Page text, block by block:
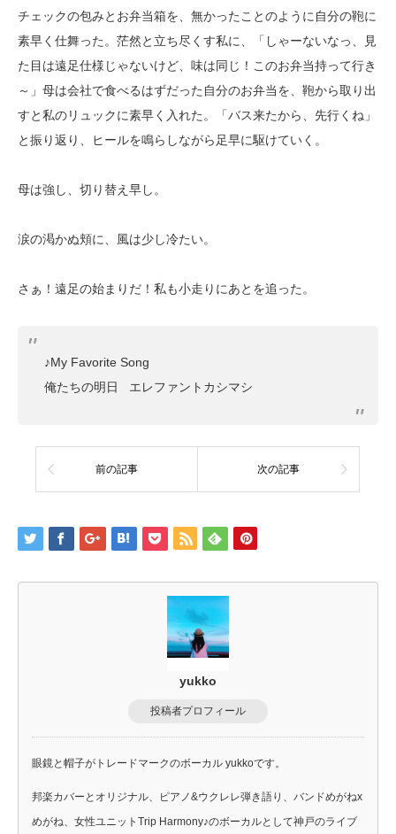
チェックの包みとお弁当箱を、無かったことのように自分の鞄に
素早く仕舞った。茫然と立ち尽くす私に、「しゃーないなっ、見
た目は遠足仕様じゃないけど、味は同じ！このお弁当持って行き
～」母は会社で食べるはずだった自分のお弁当を、鞄から取り出
すと私のリュックに素早く入れた。「バス来たから、先行くね」
と振り返り、ヒールを鳴らしながら足早に駆けていく。
母は強し、切り替え早し。
涙の渇かぬ頬に、風は少し冷たい。
さぁ！遠足の始まりだ！私も小走りにあとを追った。
♪My Favorite Song
俺たちの明日 エレファントカシマシ
前の記事 次の記事
yukko
投稿者プロフィール
眼鏡と帽子がトレードマークのボーカル yukkoです。
邦楽カバーとオリジナル、ピアノ&ウクレレ弾き語り、バンドめがねx
めがね、女性ユニットTrip Harmony♪のボーカルとして神戸のライブ